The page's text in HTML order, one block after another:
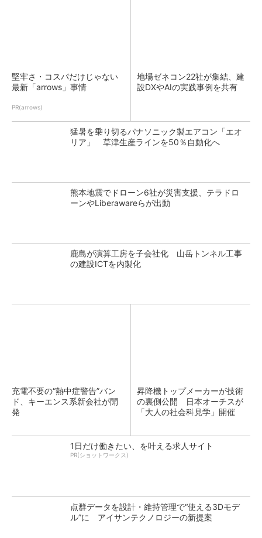
堅牢さ・コスパだけじゃない
最新「arrows」事情
PR(arrows)
地場ゼネコン22社が集結、建
設DXやAIの実践事例を共有
猛暑を乗り切るパナソニック製エアコン「エオ
リア」 草津生産ラインを50％自動化へ
熊本地震でドローン6社が災害支援、テラドロ
ーンやLiberawareらが出動
鹿島が演算工房を子会社化 山岳トンネル工事
の建設ICTを内製化
充電不要の“熱中症警告”バン
ド、キーエンス系新会社が開
発
昇降機トップメーカーが技術
の裏側公開 日本オーチスが
「大人の社会科見学」開催
1日だけ働きたい、を叶える求人サイト
PR(ショットワークス)
点群データを設計・維持管理で“使える3Dモデ
ル”に アイサンテクノロジーの新提案